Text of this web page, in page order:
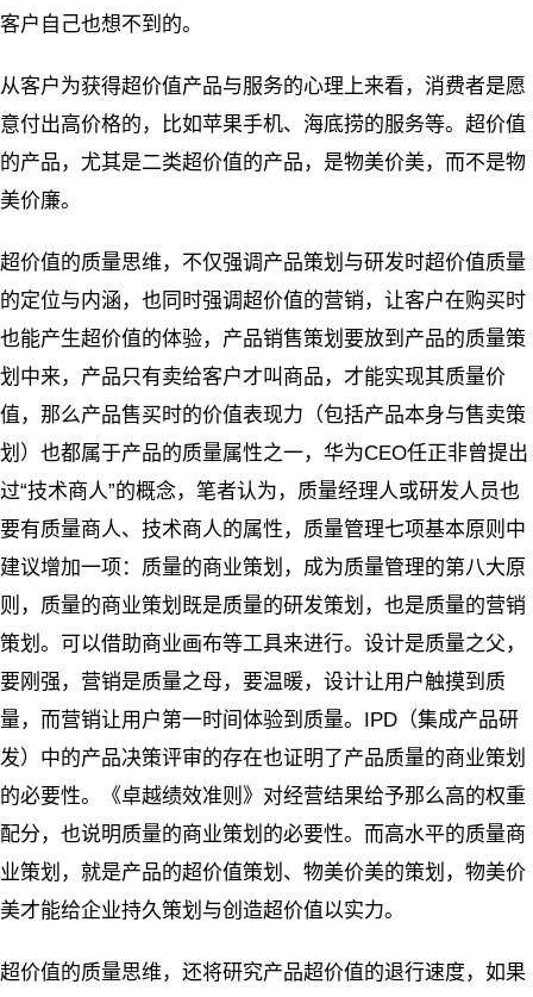
客户自己也想不到的。
从客户为获得超价值产品与服务的心理上来看，消费者是愿
意付出高价格的，比如苹果手机、海底捞的服务等。超价值
的产品，尤其是二类超价值的产品，是物美价美，而不是物
美价廉。
超价值的质量思维，不仅强调产品策划与研发时超价值质量
的定位与内涵，也同时强调超价值的营销，让客户在购买时
也能产生超价值的体验，产品销售策划要放到产品的质量策
划中来，产品只有卖给客户才叫商品，才能实现其质量价
值，那么产品售买时的价值表现力（包括产品本身与售卖策
划）也都属于产品的质量属性之一，华为CEO任正非曾提出
过“技术商人”的概念，笔者认为，质量经理人或研发人员也
要有质量商人、技术商人的属性，质量管理七项基本原则中
建议增加一项：质量的商业策划，成为质量管理的第八大原
则，质量的商业策划既是质量的研发策划，也是质量的营销
策划。可以借助商业画布等工具来进行。设计是质量之父，
要刚强，营销是质量之母，要温暖，设计让用户触摸到质
量，而营销让用户第一时间体验到质量。IPD（集成产品研
发）中的产品决策评审的存在也证明了产品质量的商业策划
的必要性。《卓越绩效准则》对经营结果给予那么高的权重
配分，也说明质量的商业策划的必要性。而高水平的质量商
业策划，就是产品的超价值策划、物美价美的策划，物美价
美才能给企业持久策划与创造超价值以实力。
超价值的质量思维，还将研究产品超价值的退行速度，如果